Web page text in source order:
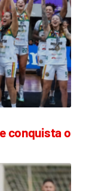
conquista o